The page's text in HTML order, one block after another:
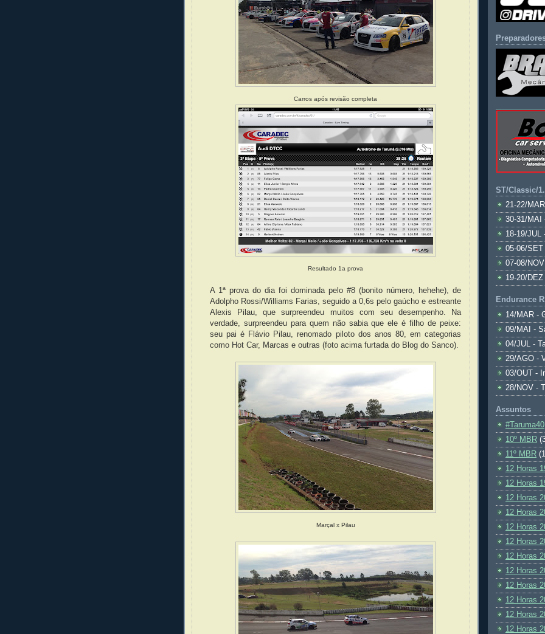
Carros após revisão completa
Resultado 1a prova
A 1ª prova do dia foi dominada pelo #8 (bonito número, hehehe), de
Adolpho Rossi/Williams Farias, seguido a 0,6s pelo gaúcho e estreante
Alexis Pilau, que surpreendeu muitos com seu desempenho. Na
verdade, surpreendeu para quem não sabia que ele é filho de peixe:
seu pai é Flávio Pilau, renomado piloto dos anos 80, em categorias
como Hot Car, Marcas e outras (foto acima furtada do Blog do Sanco).
Marçal x Pilau
ST/Classic/
21-22/
30-31/MAI
18-19/JUL
05-06/
07-08/
19-20/
Endurance
14/MAR -
09/MAI -
04/JUL -
29/AGO -
03/OUT -
28/NOV -
Assuntos
#Taruma40
10º MBR
11º MBR
12 Horas
12 Horas
12 Horas
12 Horas
12 Horas
12 Horas
12 Horas
12 Horas
12 Horas
12 Horas
12 Horas
12 Horas